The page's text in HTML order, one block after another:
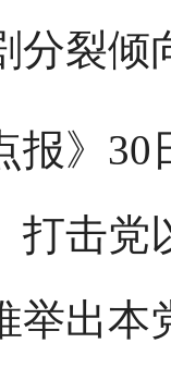
分裂倾
》30
打击党
举出本